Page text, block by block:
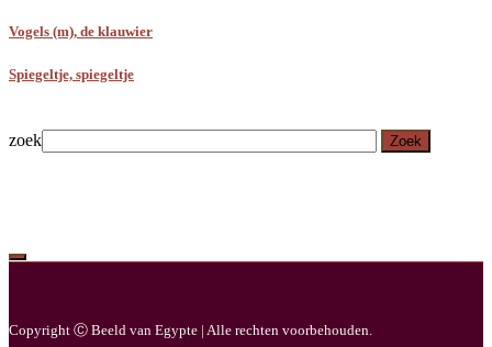
Vogels (m), de klauwier
Spiegeltje, spiegeltje
zoek Zoek
Copyright Ⓒ Beeld van Egypte | Alle rechten voorbehouden.